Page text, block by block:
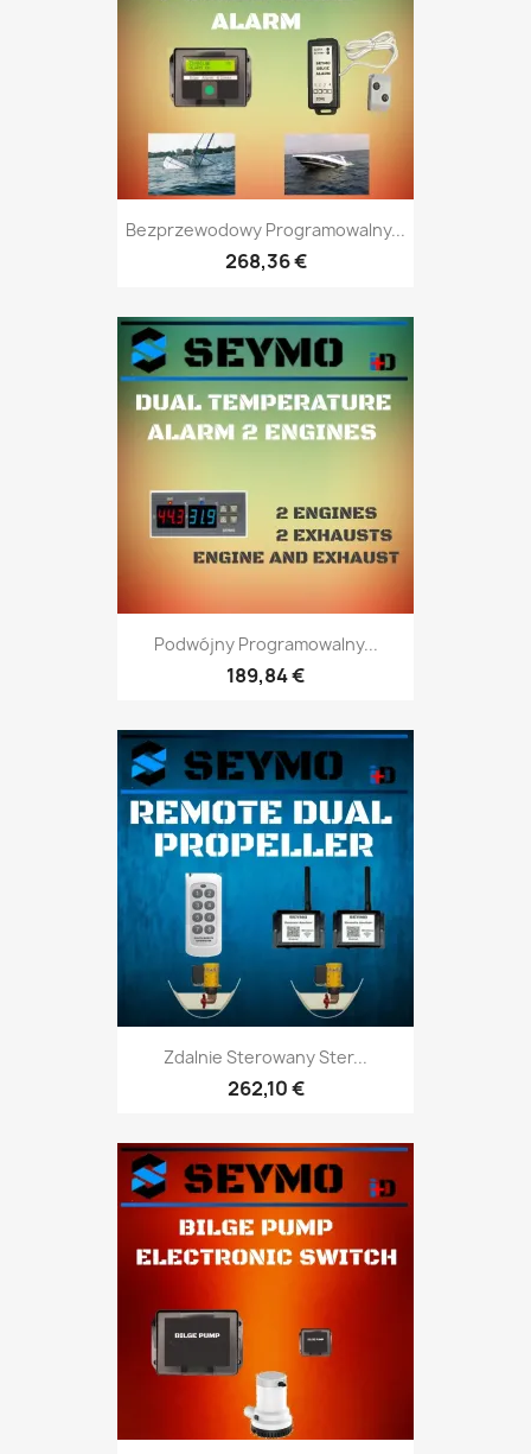
Bezprzewodowy Programowalny...
268,36 €
Podwójny Programowalny...
189,84 €
Zdalnie Sterowany Ster...
262,10 €